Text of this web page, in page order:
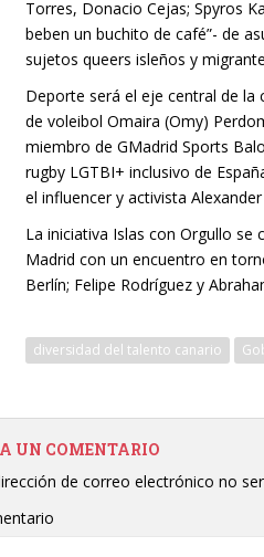
Torres, Donacio Cejas; Spyros
beben un buchito de café”- de
sujetos queers isleños y
Deporte será el eje central de
de voleibol Omaira (Omy)
miembro de GMadrid Sports
rugby LGTBI+ inclusivo de
el influencer y activista
La iniciativa Islas con Orgullo se
Madrid con un encuentro en
Berlín; Felipe Rodríguez y
diversidad del talento canario
UN COMENTARIO
de correo electrónico no